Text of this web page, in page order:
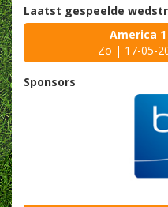
Laatst gespeelde
America
Zo | 17-05-
Sponsors